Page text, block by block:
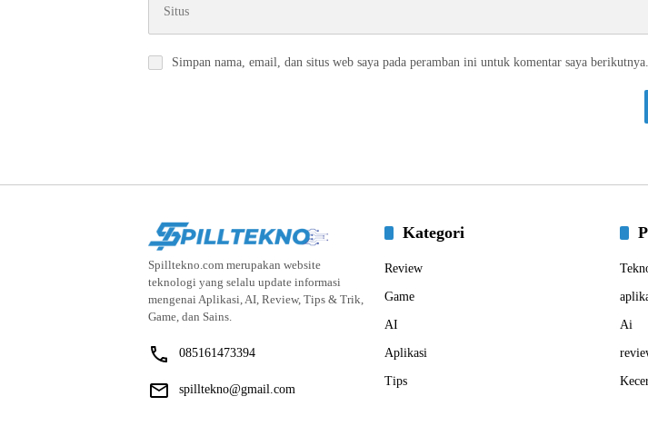
Simpan nama, email, dan situs web saya pada peramban ini untuk komentar saya berikutnya.
Spilltekno.com merupakan website
teknologi yang selalu update informasi
mengenai Aplikasi, AI, Review, Tips & Trik,
Game, dan Sains.
085161473394
spilltekno@gmail.com
Kategori
Review
Game
AI
Aplikasi
Tips
Ai